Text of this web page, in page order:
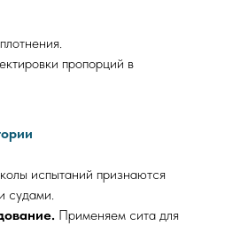
пропорций в
испытаний признаются
судами.
Применяем сита для